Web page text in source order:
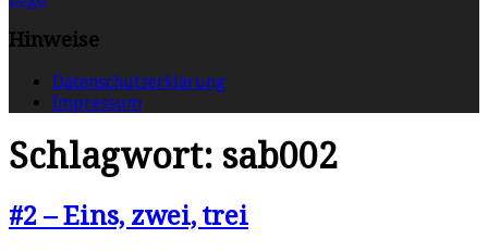
Hinweise
Datenschutzerklärung
Impressum
Schlagwort: sab002
#2 – Eins, zwei, trei